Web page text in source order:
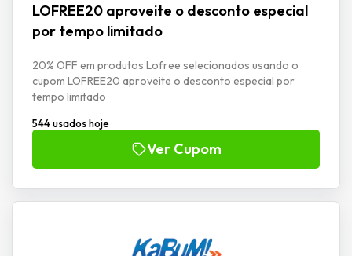
LOFREE20 aproveite o desconto especial
por tempo limitado
20% OFF em produtos Lofree selecionados usando o
cupom LOFREE20 aproveite o desconto especial por
tempo limitado
544 usados hoje
Ver Cupom